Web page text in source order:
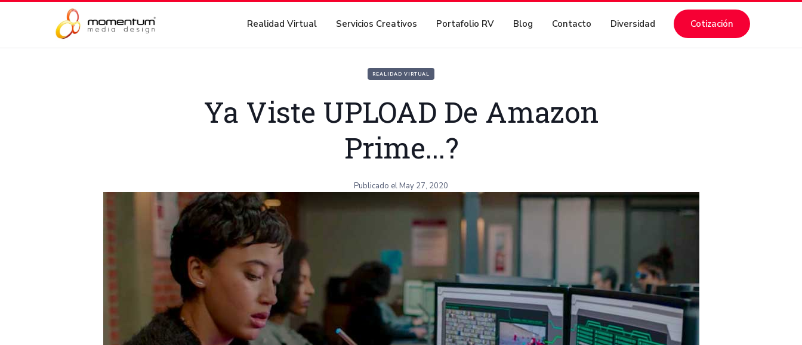
Realidad Virtual Servicios Creativos Portafolio RV Blog Contacto Diversidad Cotización
REALIDAD VIRTUAL
Ya Viste UPLOAD De Amazon
Prime...?
Publicado el May 27, 2020